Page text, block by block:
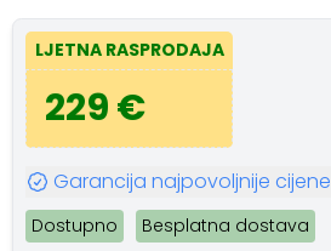
LJETNA RASPRODAJA
229 €
Garancija najpovoljnije cijene
Dostupno Besplatna dostava